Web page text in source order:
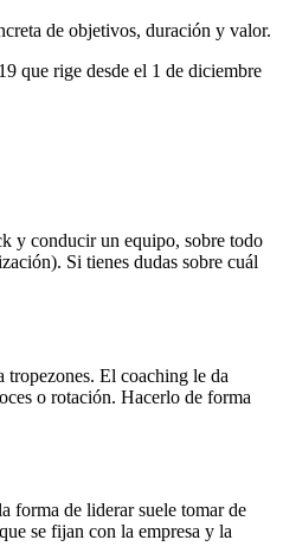
de objetivos, duración y valor.
que rige desde el 1 de diciembre
y conducir un equipo, sobre todo
Si tienes dudas sobre cuál
tropezones. El coaching le da
o rotación. Hacerlo de forma
forma de liderar suele tomar de
se fijan con la empresa y la